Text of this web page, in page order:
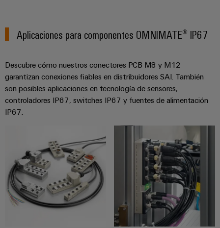
de producto
tu industria.
Nuestras
novedades
para
Connectivity.
Aplicaciones para componentes OMNIMATE® IP67
Descubre cómo nuestros conectores PCB M8 y M12
garantizan conexiones fiables en distribuidores SAI. También
son posibles aplicaciones en tecnología de sensores,
controladores IP67, switches IP67 y fuentes de alimentación
IP67.